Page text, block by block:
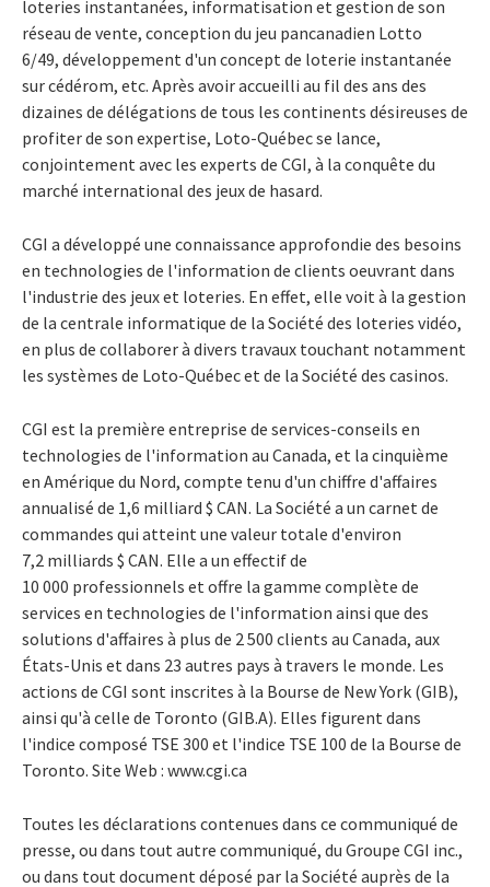
loteries instantanées, informatisation et gestion de son
réseau de vente, conception du jeu pancanadien Lotto
6/49, développement d'un concept de loterie instantanée
sur cédérom, etc. Après avoir accueilli au fil des ans des
dizaines de délégations de tous les continents désireuses de
profiter de son expertise, Loto-Québec se lance,
conjointement avec les experts de CGI, à la conquête du
marché international des jeux de hasard.
CGI a développé une connaissance approfondie des besoins
en technologies de l'information de clients oeuvrant dans
l'industrie des jeux et loteries. En effet, elle voit à la gestion
de la centrale informatique de la Société des loteries vidéo,
en plus de collaborer à divers travaux touchant notamment
les systèmes de Loto-Québec et de la Société des casinos.
CGI est la première entreprise de services-conseils en
technologies de l'information au Canada, et la cinquième
en Amérique du Nord, compte tenu d'un chiffre d'affaires
annualisé de 1,6 milliard $ CAN. La Société a un carnet de
commandes qui atteint une valeur totale d'environ
7,2 milliards $ CAN. Elle a un effectif de
10 000 professionnels et offre la gamme complète de
services en technologies de l'information ainsi que des
solutions d'affaires à plus de 2 500 clients au Canada, aux
États-Unis et dans 23 autres pays à travers le monde. Les
actions de CGI sont inscrites à la Bourse de New York (GIB),
ainsi qu'à celle de Toronto (GIB.A). Elles figurent dans
l'indice composé TSE 300 et l'indice TSE 100 de la Bourse de
Toronto. Site Web : www.cgi.ca
Toutes les déclarations contenues dans ce communiqué de
presse, ou dans tout autre communiqué, du Groupe CGI inc.,
ou dans tout document déposé par la Société auprès de la